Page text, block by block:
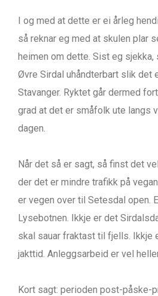
I og med at dette er ei årleg
så reknar eg med at skulen plar
heimen om dette. Sist eg
Øvre Sirdal uhåndterbart slik det
Stavanger. Ryktet går dermed
grad at det er småfolk ute langs
dagen.
Når det så er sagt, så finst det
der det er mindre trafikk på
er vegen over til Setesdal open.
Lysebotnen. Ikkje er det
skal sauar fraktast til fjells. Ikkje
jakttid. Anleggsarbeid er vel
Kort sagt: perioden post-påske-